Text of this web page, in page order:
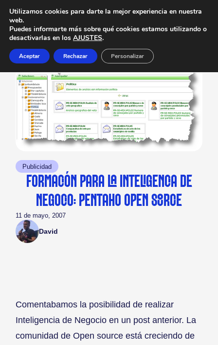
Publicidad
FORMACIÓN PARA LA INTELIGENCIA DE
NEGOCIO: PENTAHO OPEN SOURCE
11 de mayo, 2007
David
Comentabamos la posibilidad de realizar
Inteligencia de Negocio en un post anterior. La
comunidad de Open source está creciendo de
Utilizamos cookies para darte la mejor experiencia en nuestra
web.
Puedes informarte más sobre qué cookies estamos utilizando o
desactivarlas en los AJUSTES.
Aceptar Rechazar Personalizar